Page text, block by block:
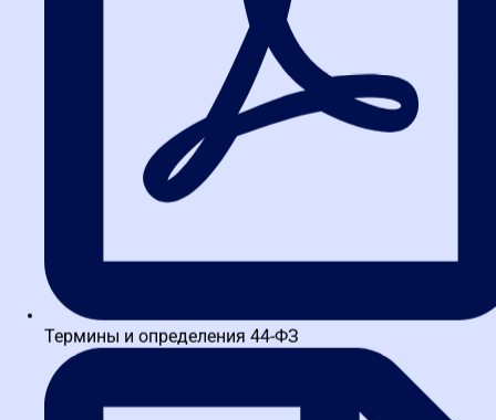
ФАС, используйте законное право на запрос разъяснений
положений документации через ЭТП. Его можно подать за
три дня до окончания приема заявок. Заказчик обязан
ответить. Если ответ вас не устроил — вы получили
дополнительное подтверждение его недобросовестности,
что усилит вашу позицию при последующей жалобе.
Жалоба после подведения итогов
(в течение 5 дней с даты
Этот этап доступен
участие в закупке
Единой информационной системе (ЕИС) итогового протокола (ч.
2 ст. 105 44-ФЗ).
На этом этапе можно обжаловать:
Незаконные или необоснованные причины отклонения
Термины и определения 44-ФЗ